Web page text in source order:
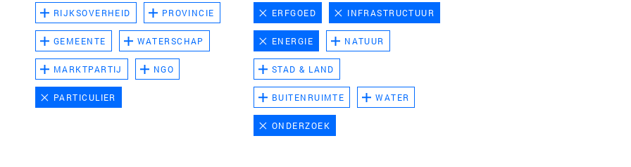
RIJKSOVERHEID PROVINCIE
GEMEENTE WATERSCHAP
MARKTPARTIJ NGO
PARTICULIER
ERFGOED INFRASTRUCTUUR
ENERGIE NATUUR
STAD & LAND
BUITENRUIMTE WATER
ONDERZOEK